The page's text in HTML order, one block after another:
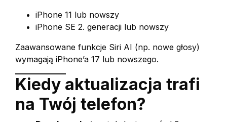
iPhone 11 lub nowszy
iPhone SE 2. generacji lub nowszy
Zaawansowane funkcje Siri AI (np. nowe głosy)
wymagają iPhone’a 17 lub nowszego.
Kiedy aktualizacja trafi
na Twój telefon?